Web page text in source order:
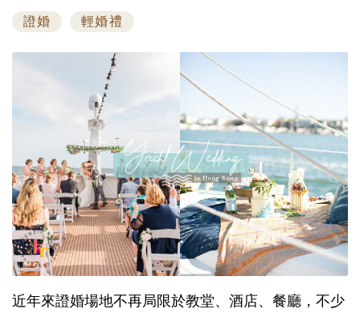
證婚 輕婚禮
近年來證婚場地不再局限於教堂、酒店、餐廳，不少